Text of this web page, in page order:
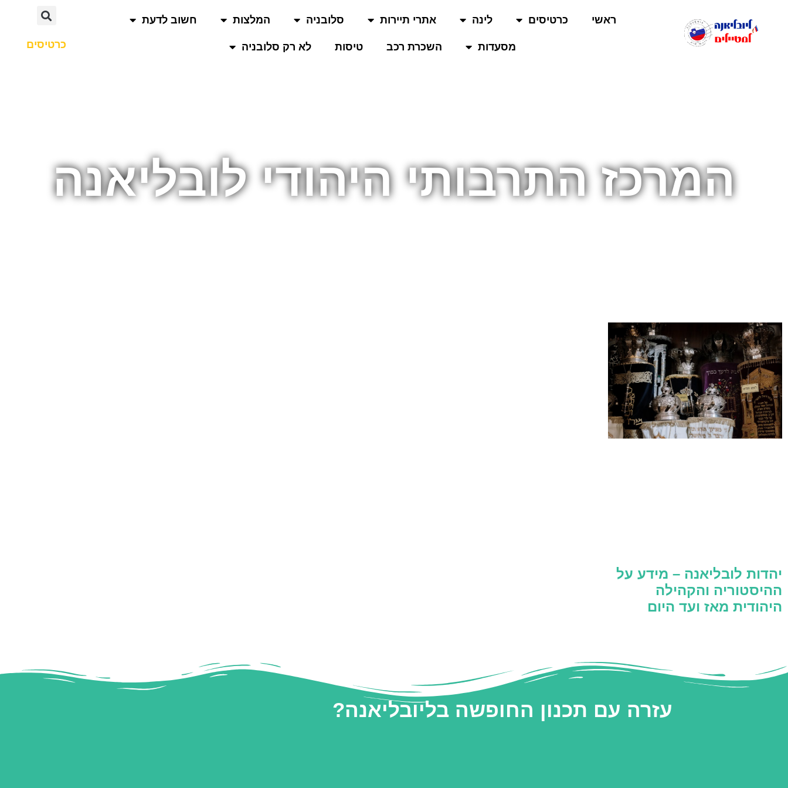
ראשי כרטיסים לינה אתרי תיירות סלובניה המלצות חשוב לדעת
מסעדות השכרת רכב טיסות לא רק סלובניה כרטיסים
המרכז התרבותי היהודי לובליאנה
יהדות לובליאנה – מידע על
ההיסטוריה והקהילה
היהודית מאז ועד היום
עזרה עם תכנון החופשה בליובליאנה?